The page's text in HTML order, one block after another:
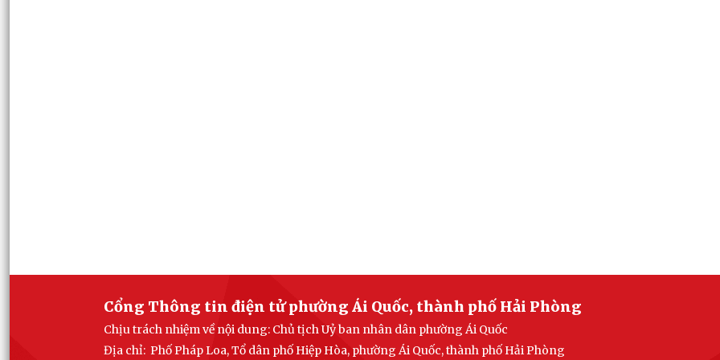
Cổng Thông tin điện tử phường Ái Quốc, thành phố Hải Phòng
Chịu trách nhiệm về nội dung: Chủ tịch Uỷ ban nhân dân phường Ái Quốc
Địa chỉ: Phố Pháp Loa, Tổ dân phố Hiệp Hòa, phường Ái Quốc, thành phố Hải Phòng